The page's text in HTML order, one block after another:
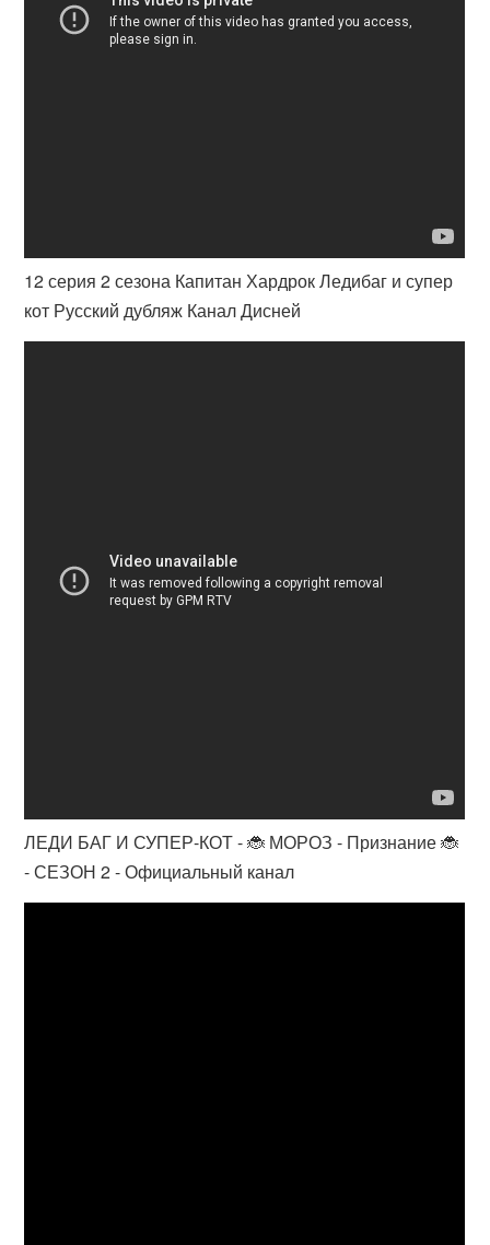
12 серия 2 сезона Капитан Хардрок Ледибаг и супер
кот Русский дубляж Канал Дисней
ЛЕДИ БАГ И СУПЕР-КОТ - 🐞 МОРОЗ - Признание 🐞
- СЕЗОН 2 - Официальный канал